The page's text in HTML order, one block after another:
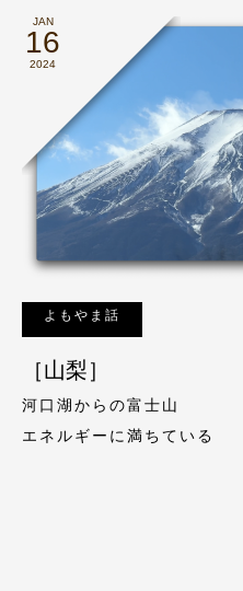
JAN
16
2024
よもやま話
［山梨］
河口湖からの富士山
エネルギーに満ちている